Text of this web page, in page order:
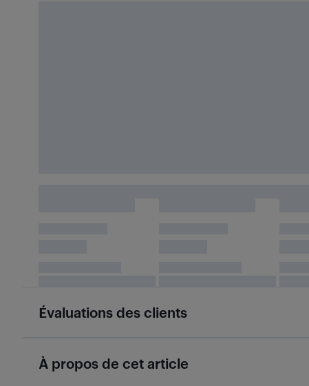
Évaluations des clients
À propos de cet article